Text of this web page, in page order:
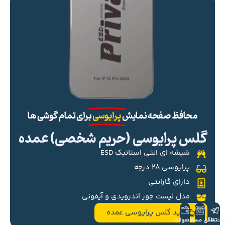
محافظ صفحه نمایشپرایوسیبرای تمام گوشی ها
گلس پرایوسی (حریم شخصی) عمده
شیشه ای انتی استاتیک ESD
پرایوسی ۲۸ درجه
دارای گارانتی
مدل لیست جور اندرویدی و آیفونی
خرید گلس پرایوسی عمده
تلگرام
تماس مستقیم
محصولات